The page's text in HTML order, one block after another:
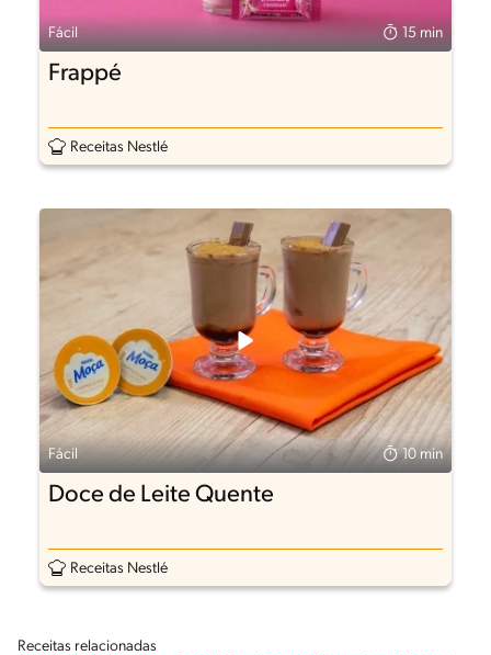
Fácil 15 min
Frappé
Receitas Nestlé
Fácil 10 min
Doce de Leite Quente
Receitas Nestlé
Receitas relacionadas